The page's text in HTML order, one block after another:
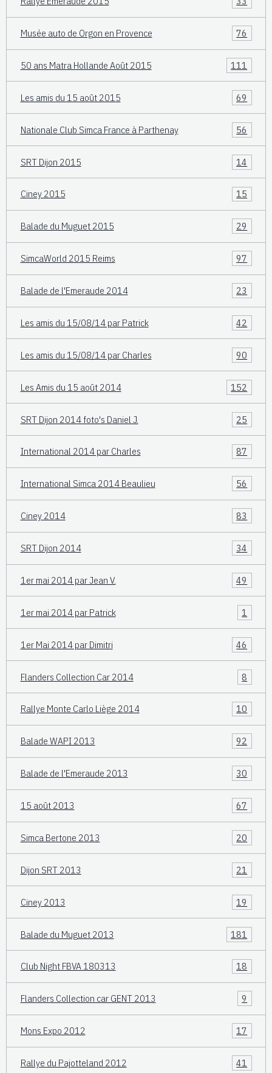
Musée auto de Orgon en Provence 76
50 ans Matra Hollande Août 2015 111
Les amis du 15 août 2015 69
Nationale Club Simca France à Parthenay 56
SRT Dijon 2015 14
Ciney 2015 15
Balade du Muguet 2015 29
SimcaWorld 2015 Reims 97
Balade de l'Emeraude 2014 23
Les amis du 15/08/14 par Patrick 42
Les amis du 15/08/14 par Charles 90
Les Amis du 15 août 2014 152
SRT Dijon 2014 foto's Daniel J. 25
International 2014 par Charles 87
International Simca 2014 Beaulieu 56
Ciney 2014 83
SRT Dijon 2014 34
1er mai 2014 par Jean V. 49
1er mai 2014 par Patrick 1
1er Mai 2014 par Dimitri 46
Flanders Collection Car 2014 8
Rallye Monte Carlo Liège 2014 10
Balade WAPI 2013 92
Balade de l'Emeraude 2013 30
15 août 2013 67
Simca Bertone 2013 20
Dijon SRT 2013 21
Ciney 2013 19
Balade du Muguet 2013 181
Club Night FBVA 180313 18
Flanders Collection car GENT 2013 9
Mons Expo 2012 17
Rallye du Pajotteland 2012 41